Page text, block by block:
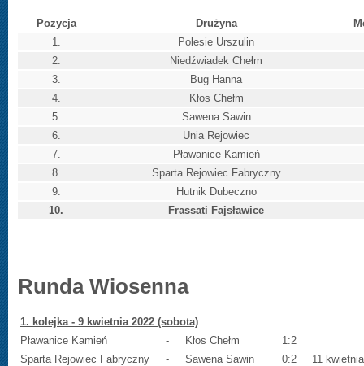
Pozycja Drużyna
1.
Polesie Urszulin
2.
Niedźwiadek Chełm
3.
Bug Hanna
4.
Kłos Chełm
5.
Sawena Sawin
6.
Unia Rejowiec
7.
Pławanice Kamień
8.
Sparta Rejowiec Fabryczny
9.
Hutnik Dubeczno
10.
Frassati Fajsławice
Runda Wiosenna
1. kolejka - 9 kwietnia 2022 (sobota)
Pławanice Kamień
- Kłos Chełm
1:2
Sparta Rejowiec Fabryczny
- Sawena Sawin 0:2
11 kwietnia